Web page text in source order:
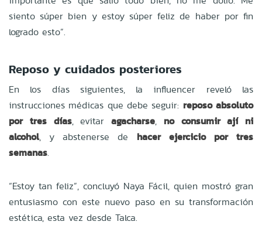
siento súper bien y estoy súper feliz de haber por fin
logrado esto”.
Reposo y cuidados posteriores
En los días siguientes, la influencer reveló las
instrucciones médicas que debe seguir: reposo absoluto
por tres días, evitar agacharse, no consumir ají ni
alcohol, y abstenerse de hacer ejercicio por tres
semanas.
“Estoy tan feliz”, concluyó Naya Fácil, quien mostró gran
entusiasmo con este nuevo paso en su transformación
estética, esta vez desde Talca.